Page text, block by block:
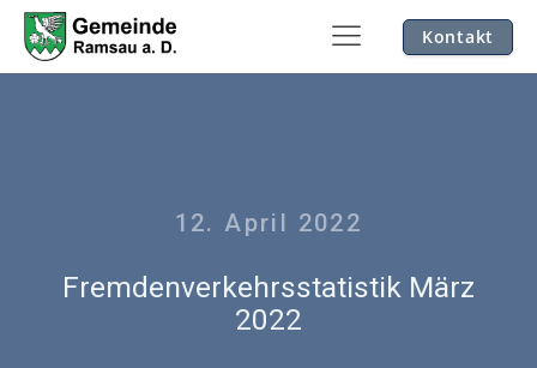
Kontakt
12. April 2022
Fremdenverkehrsstatistik März
2022